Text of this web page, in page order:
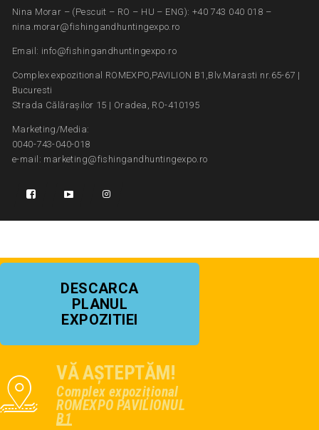
Nina Morar – (Pescuit – RO – HU – ENG): +40 743 040 018 –
nina.morar@fishingandhuntingexpo.ro
Email: info@fishingandhuntingexpo.ro
Complex expozitional ROMEXPO,PAVILION B1,Blv.Marasti nr.65-67 |
Bucuresti
Strada Călărașilor 15 | Oradea, RO-410195
Marketing/Media:
0040-743-040-018
e-mail: marketing@fishingandhuntingexpo.ro
DESCARCA
PLANUL
EXPOZITIEI
VĂ AȘTEPTĂM!
Complex expozițional
ROMEXPO PAVILIONUL
B1